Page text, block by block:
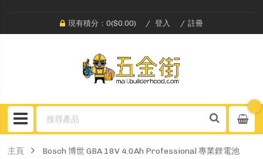
現有積分：0($0.00) 登入 註冊
主頁 Bosch 博世 GBA 18V 4.0Ah Professional 專業鋰電池